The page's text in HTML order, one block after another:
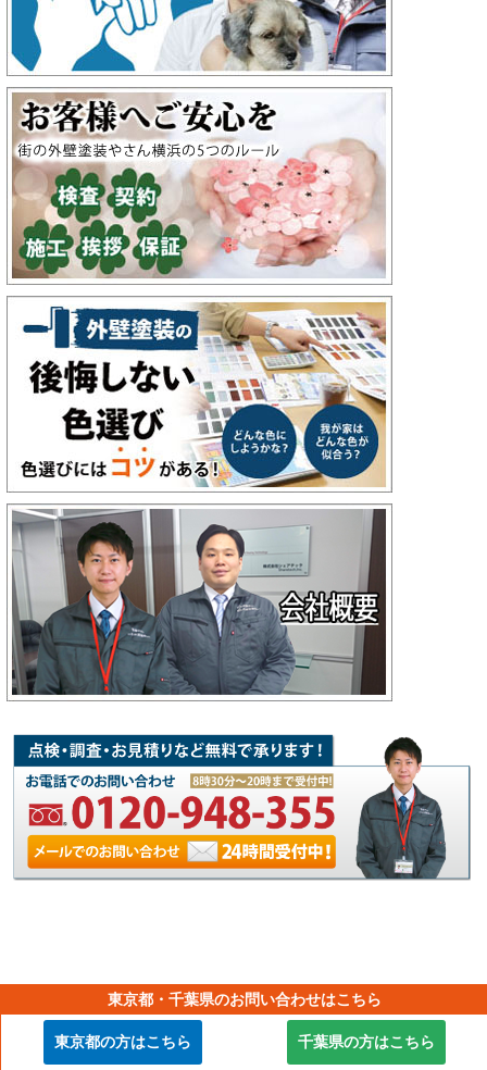
【横浜市外壁塗装工事の専門店】
東京都・千葉県のお問い合わせはこちら
東京都の方はこちら 千葉県の方はこちら